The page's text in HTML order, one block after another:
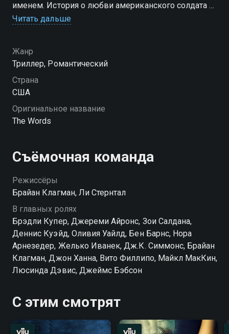
именем. История о любви американского солдата и
французской девушки приносит ему славу и
цену этих строк, превращает триумф в тяжёлое
испытание совести.
Читать дальше
Жанр
Триллер, Романтический
Страна
США
Оригинальное название
The Words
Съёмочная команда
Режиссёры
Брайан Клагман, Ли Стернтал
В главных ролях
Брэдли Купер, Джереми Айронс, Зои Салдана,
Деннис Куэйд, Оливия Уайлд, Бен Барнс, Нора
Арнезедер, Желько Иванек, Дж.К. Симмонс, Брайан
Клагман, Джон Ханна, Вито Филлипо, Майкл МакКин,
Люсинда Дэвис, Джеймс Бэбсон
С этим смотрят